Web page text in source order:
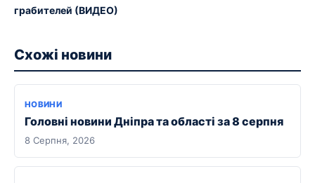
грабителей (ВИДЕО)
Схожі новини
НОВИНИ
Головні новини Дніпра та області за 8 серпня
8 Серпня, 2026